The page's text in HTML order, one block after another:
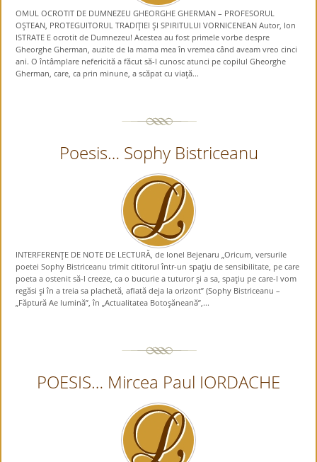
OMUL OCROTIT DE DUMNEZEU GHEORGHE GHERMAN – PROFESORUL
OŞTEAN, PROTEGUITORUL TRADIŢIEI ŞI SPIRITULUI VORNICENEAN Autor, Ion
ISTRATE E ocrotit de Dumnezeu! Acestea au fost primele vorbe despre
Gheorghe Gherman, auzite de la mama mea în vremea când aveam vreo cinci
ani. O întâmplare nefericită a făcut să-l cunosc atunci pe copilul Gheorghe
Gherman, care, ca prin minune, a scăpat cu viaţă...
Poesis… Sophy Bistriceanu
INTERFERENŢE DE NOTE DE LECTURĂ, de Ionel Bejenaru „Oricum, versurile
poetei Sophy Bistriceanu trimit cititorul într-un spaţiu de sensibilitate, pe care
poeta a ostenit să-l creeze, ca o bucurie a tuturor şi a sa, spaţiu pe care-l vom
regăsi şi în a treia sa plachetă, aflată deja la orizont” (Sophy Bistriceanu –
„Făptură Ae lumină”, în „Actualitatea Botoşăneană”,...
POESIS… Mircea Paul IORDACHE